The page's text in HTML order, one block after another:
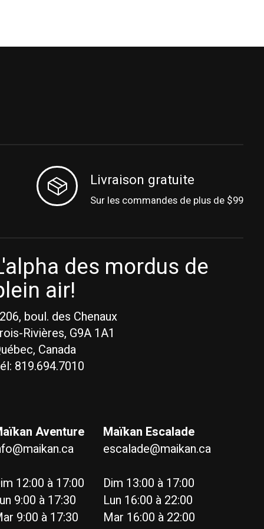
Livraison gratuite
Sur les commandes de plus de $99
des mordus de
air!
boul. des Chenaux
Rivières, G9A 1A1
Canada
819.694.7010
Aventure
12:00 à 17:00
9:00 à 17:30
9:00 à 17:30
Maïkan Escalade
escalade@maikan.ca
Dim 13:00 à 17:00
Lun 16:00 à 22:00
Mar 16:00 à 22:00